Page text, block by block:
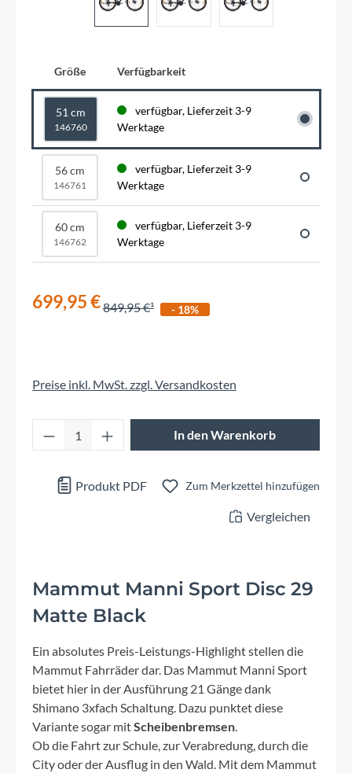
Größe Verfügbarkeit
51 cm
146760
verfügbar, Lieferzeit 3-9
Werktage
56 cm
146761
verfügbar, Lieferzeit 3-9
Werktage
60 cm
146762
verfügbar, Lieferzeit 3-9
Werktage
699,95 €849,95 € - 18%
Preise inkl. MwSt. zzgl. Versandkosten
Produkt Anzahl: Gib den gewünschten
In den Warenkorb
Produkt PDF Zum Merkzettel hinzufügen
Vergleichen
Mammut Manni Sport Disc 29
Matte Black
Ein absolutes Preis-Leistungs-Highlight stellen die
Mammut Fahrräder dar. Das Mammut Manni Sport
bietet hier in der Ausführung 21 Gänge dank
Shimano 3xfach Schaltung. Dazu punktet diese
Variante sogar mitScheibenbremsen.
Ob die Fahrt zur Schule, zur Verabredung, durch die
City oder der Ausflug in den Wald. Mit dem Mammut